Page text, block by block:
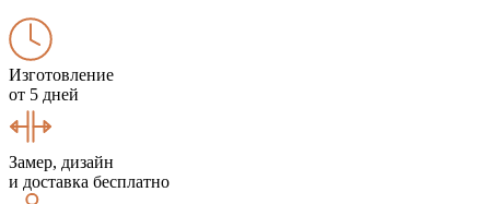
Изготовление
от 5 дней
Замер, дизайн
и доставка бесплатно